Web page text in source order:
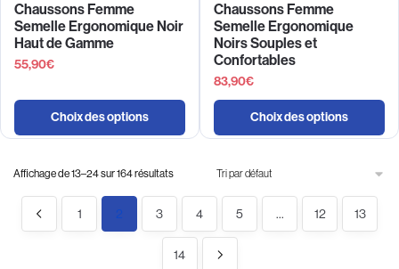
Chaussons Femme
Semelle Ergonomique Noir
Haut de Gamme
55,90€
Choix des options
Chaussons Femme
Semelle Ergonomique
Noirs Souples et
Confortables
83,90€
Choix des options
Affichage de 13–24 sur 164 résultats
1 2 3 4 5 … 12 13
14